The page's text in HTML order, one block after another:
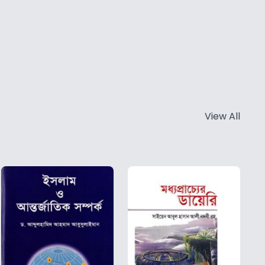
View All